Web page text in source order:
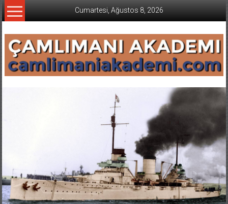
İçeriğe
geç
Cumartesi, Ağustos 8, 2026